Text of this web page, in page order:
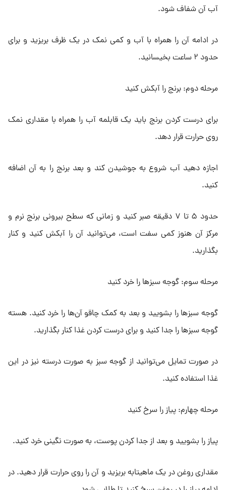
آب آن شفاف شود.
در ادامه آن را همراه با آب و کمی نمک در یک ظرف بریزید و برای
حدود ۲ ساعت بخیسانید.
مرحله دوم: برنج را آبکش کنید
برای درست کردن برنج باید یک قابلمه آب را همراه با مقداری نمک
روی حرارت قرار دهد.
اجازه دهید آب شروع به جوشیدن کند و بعد برنج را به آن اضافه
کنید.
حدود ۵ تا ۷ دقیقه صبر کنید و زمانی که سطح بیرونی برنج نرم و
مرکز آن هنوز کمی سفت است، می‌توانید آن را آبکش کنید و کنار
بگذارید.
مرحله سوم: گوجه سبزها را خرد کنید
گوجه سبزها را بشویید و بعد به کمک چاقو آن‌ها را خرد کنید. هسته
گوجه سبزها را جدا کنید و برای درست کردن غذا کنار بگذارید.
در صورت تمایل می‌توانید از گوجه سبز به صورت درسته نیز در این
غذا استفاده کنید.
مرحله چهارم: پیاز را سرخ کنید
پیاز را بشویید و بعد از جدا کردن پوست، به صورت نگینی خرد کنید.
مقداری روغن در یک ماهیتابه بریزید و آن را روی حرارت قرار دهید. در